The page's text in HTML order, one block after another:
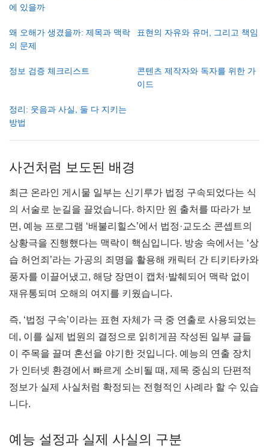
에 있을까
왜 오해가 생겼을까: 제목과 맥락
의 문제
표현의 자유와 유머, 그리고 책임
정보 검증 체크리스트
콘텐츠 제작자와 독자를 위한 가
이드
정리: 웃음과 사실, 둘 다 지키는
방법
사건처럼 보도된 배경
최근 온라인 게시물 일부는 신기루가 법정 구속되었다는 식
의 서술로 눈길을 끌었습니다. 하지만 원 출처를 따라가 보
면, 예능 프로그램 ‘배불리힐스’에서 법정·교도소 콘셉트의
상황극을 진행했다는 맥락이 핵심입니다. 방송 속에서는 ‘상
습 허언죄’라는 가공의 죄명을 활용해 캐릭터 간 티키타카와
풍자를 이끌어냈고, 해당 장면이 캡처·발췌되어 맥락 없이
재유통되며 오해의 여지를 키웠습니다.
즉, ‘법정 구속’이라는 표현 자체가 극 중 연출로 사용되었는
데, 이를 실제 법원의 결정으로 읽히게끔 작성된 일부 글들
이 주목을 끌며 혼선을 야기한 것입니다. 예능의 연출 장치
가 인터넷 환경에서 빠르게 소비될 때, 제목 중심의 단편적
정보가 실제 사실처럼 확정되는 전형적인 사례라 할 수 있습
니다.
예능 설정과 실제 사실의 구분